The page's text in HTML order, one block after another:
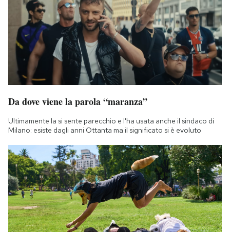
Da dove viene la parola “maranza”
Ultimamente la si sente parecchio e l'ha usata anche il sindaco di
Milano: esiste dagli anni Ottanta ma il significato si è evoluto